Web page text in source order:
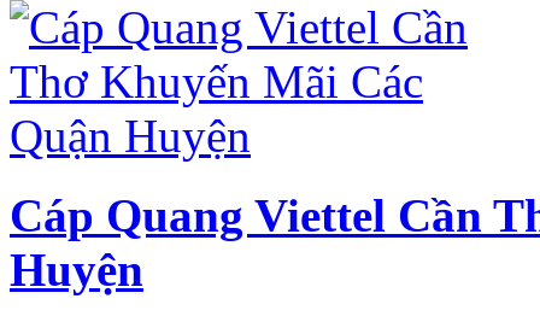
Cáp Quang Viettel Cần
Huyện